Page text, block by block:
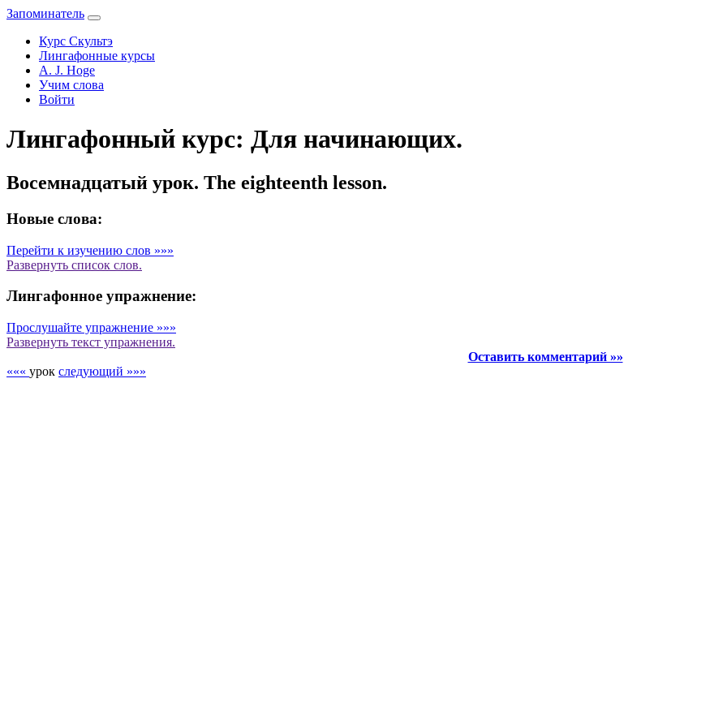
Запоминатель
Курс Скультэ
Лингафонные курсы
A. J. Hoge
Учим слова
Войти
Лингафонный курс: Для начинающих.
Восемнадцатый урок. The eighteenth lesson.
Новые слова:
Перейти к изучению слов »»»
Развернуть список слов.
Лингафонное упражнение:
Прослушайте упражнение »»»
Развернуть текст упражнения.
Оставить комментарий »»
««« урок следующий »»»